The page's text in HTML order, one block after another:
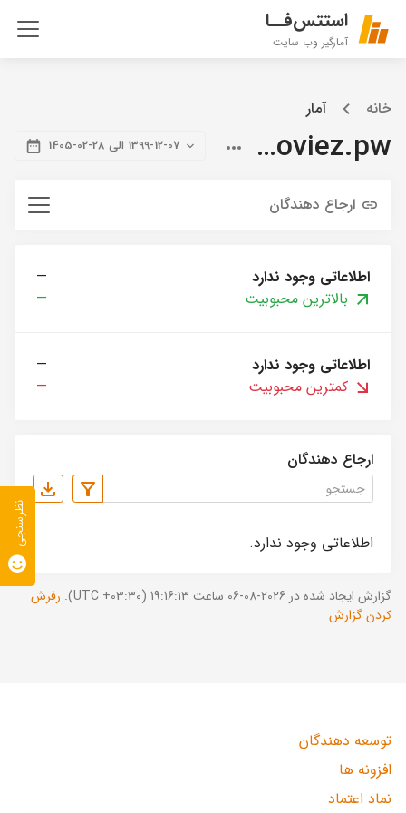
استتس‌فــا
آمارگیر وب سایت
خانه آمار
citymoviez.pw 1399-12-07 الی 28-02-1405
ارجاع دهندگان
اطلاعاتی وجود ندارد
—
بالاترین محبوبیت
—
اطلاعاتی وجود ندارد
—
کمترین محبوبیت
—
ارجاع دهندگان
اطلاعاتی وجود ندارد.
گزارش ایجاد شده در 2026-08-06 ساعت 19:16:13 (UTC +03:30).
رفرش
کردن گزارش
توسعه دهندگان
افزونه ها
نماد اعتماد
نظرسنجی